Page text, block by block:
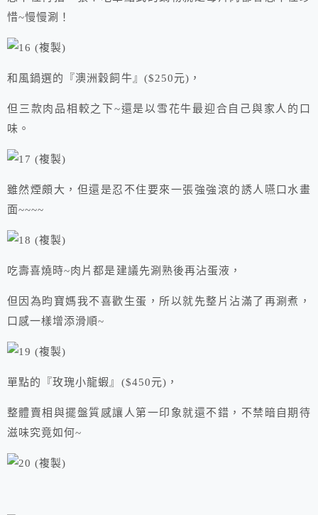
惜~慢慢涮！
和風鍋選的『澳洲穀飼牛』($250元)，
但三款肉品相較之下~還是以雪花牛最迎合自己與家人的口
味。
雖然煙頗大，但還是忍不住要來一張強強滾的誘人嚥口水畫
面~~~~
吃壽喜燒時~肉片都是建議先涮熟後再沾蛋液，
但因為昀寶媽我不喜歡生蛋，所以就先整片沾滿了再涮煮，
口感一樣增添滑順~
單點的『玫瑰小龍蝦』($450元)，
整體賣相與擺盤質感讓人第一印象就還不錯，不禁暗自期待
滋味究竟如何~